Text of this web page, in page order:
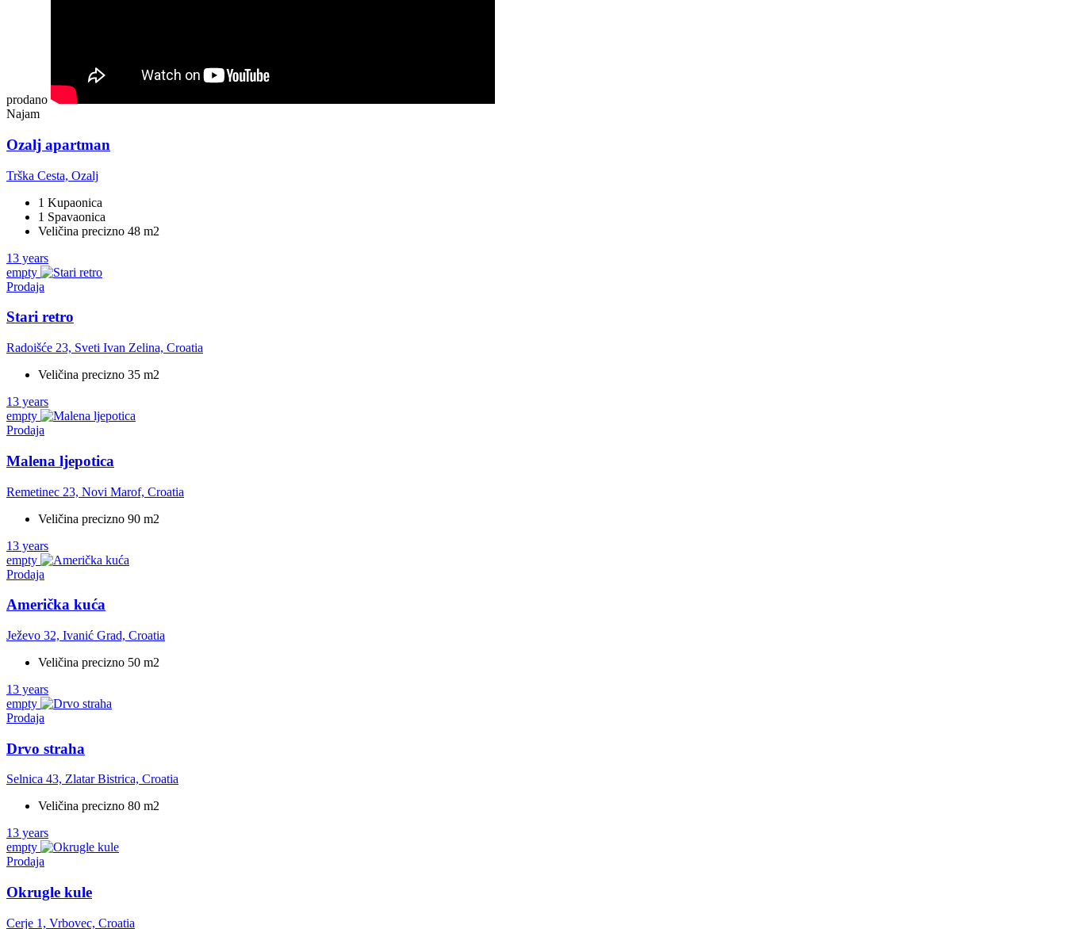
prodano
Najam
Ozalj apartman
Trška Cesta, Ozalj
1 Kupaonica
1 Spavaonica
Veličina precizno 48 m2
13 years
empty
Prodaja
Stari retro
Radoišće 23, Sveti Ivan Zelina, Croatia
Veličina precizno 35 m2
13 years
empty
Prodaja
Malena ljepotica
Remetinec 23, Novi Marof, Croatia
Veličina precizno 90 m2
13 years
empty
Prodaja
Američka kuća
Ježevo 32, Ivanić Grad, Croatia
Veličina precizno 50 m2
13 years
empty
Prodaja
Drvo straha
Selnica 43, Zlatar Bistrica, Croatia
Veličina precizno 80 m2
13 years
empty
Prodaja
Okrugle kule
Cerje 1, Vrbovec, Croatia